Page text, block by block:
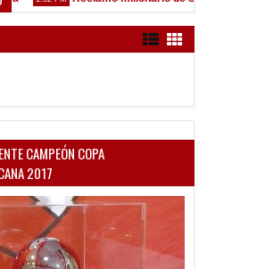
CAMPEÓN COPA
2017